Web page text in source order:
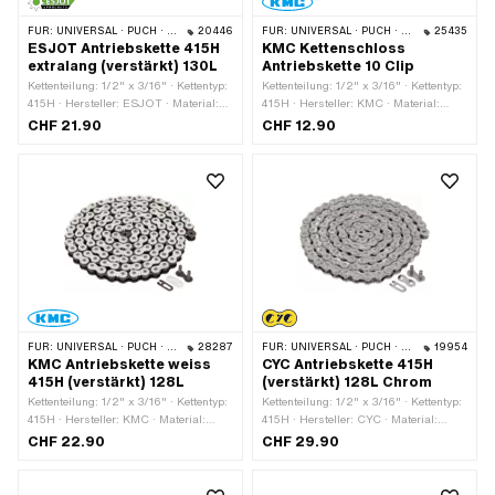
FÜR: UNIVERSAL · PUCH · SACHS · PONY / CILO (BETA 521 & 512) · ZÜNDAPP BELMONDO · TOMOS · BYE BIKE 20446
ESJOT Antriebskette 415H
extralang (verstärkt) 130L
Kettenteilung: 1/2" x 3/16" · Kettentyp:
415H · Hersteller: ESJOT · Material:
Stahl · Oberfläche: roh · Abrollumfang:
CHF 21.90
FÜR: UNIVERSAL · PUCH · SACHS · PONY / CILO (BETA 521 & 512) · ZÜNDAPP BELMONDO · TOMOS · BYE BIKE 25435
KMC Kettenschloss
Antriebskette 10 Clip
Kettenteilung: 1/2" x 3/16" · Kettentyp:
415H · Hersteller: KMC · Material:
Stahl · Farbe: grau · Anzahl
blank / geölt · Ø Bohrung: 4.02 mm ·
CHF 12.90
FÜR: UNIVERSAL · PUCH · SACHS · PONY / CILO (BETA 521 & 512) · ZÜNDAPP BELMONDO · TOMOS · BYE BIKE 28287
KMC Antriebskette weiss
415H (verstärkt) 128L
Kettenteilung: 1/2" x 3/16" · Kettentyp:
415H · Hersteller: KMC · Material:
Stahl · Oberfläche: lackiert · Farbe:
Kettenschloss-Art: Federverschluss
CHF 22.90
FÜR: UNIVERSAL · PUCH · SACHS · PONY / CILO (BETA 521 & 512) · ZÜNDAPP BELMONDO · TOMOS · BYE BIKE 19954
CYC Antriebskette 415H
(verstärkt) 128L Chrom
Kettenteilung: 1/2" x 3/16" · Kettentyp:
415H · Hersteller: CYC · Material:
Stahl · Oberfläche: lackiert · Farbe:
Kettenschloss-Art: Federverschluss
CHF 29.90